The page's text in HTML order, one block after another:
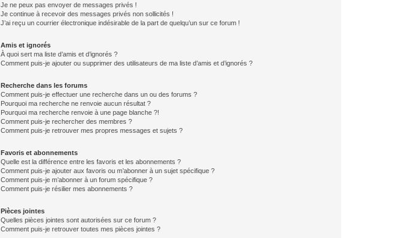
Je ne peux pas envoyer de messages privés !
Je continue à recevoir des messages privés non sollicités !
J’ai reçu un courrier électronique indésirable de la part de quelqu’un sur ce forum !
Amis et ignorés
À quoi sert ma liste d’amis et d’ignorés ?
Comment puis-je ajouter ou supprimer des utilisateurs de ma liste d’amis et d’ignorés ?
Recherche dans les forums
Comment puis-je effectuer une recherche dans un ou des forums ?
Pourquoi ma recherche ne renvoie aucun résultat ?
Pourquoi ma recherche renvoie à une page blanche ?!
Comment puis-je rechercher des membres ?
Comment puis-je retrouver mes propres messages et sujets ?
Favoris et abonnements
Quelle est la différence entre les favoris et les abonnements ?
Comment puis-je ajouter aux favoris ou m’abonner à un sujet spécifique ?
Comment puis-je m’abonner à un forum spécifique ?
Comment puis-je résilier mes abonnements ?
Pièces jointes
Quelles pièces jointes sont autorisées sur ce forum ?
Comment puis-je retrouver toutes mes pièces jointes ?